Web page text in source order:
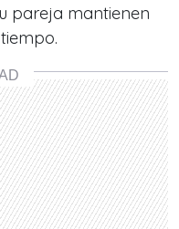
pareja mantienen